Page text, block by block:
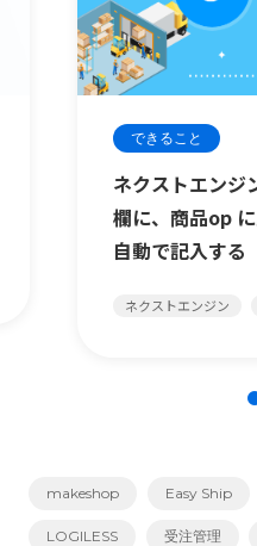
できること
ネクストエンジ
欄に、商品op
自動で記入する
ネクストエンジン
makeshop Easy Ship
LOGILESS 受注管理